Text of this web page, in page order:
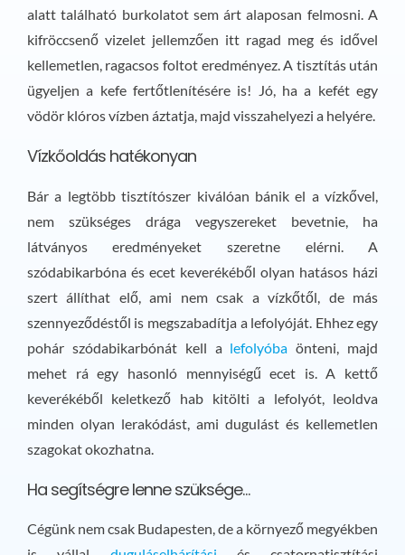
alatt található burkolatot sem árt alaposan felmosni. A
kifröccsenő vizelet jellemzően itt ragad meg és idővel
kellemetlen, ragacsos foltot eredményez. A tisztítás után
ügyeljen a kefe fertőtlenítésére is! Jó, ha a kefét egy
vödör klóros vízben áztatja, majd visszahelyezi a helyére.
Vízkőoldás hatékonyan
Bár a legtöbb tisztítószer kiválóan bánik el a vízkővel,
nem szükséges drága vegyszereket bevetnie, ha
látványos eredményeket szeretne elérni. A
szódabikarbóna és ecet keverékéből olyan hatásos házi
szert állíthat elő, ami nem csak a vízkőtől, de más
szennyeződéstől is megszabadítja a lefolyóját. Ehhez egy
pohár szódabikarbónát kell a lefolyóba önteni, majd
mehet rá egy hasonló mennyiségű ecet is. A kettő
keverékéből keletkező hab kitölti a lefolyót, leoldva
minden olyan lerakódást, ami dugulást és kellemetlen
szagokat okozhatna.
Ha segítségre lenne szüksége…
Cégünk nem csak Budapesten, de a környező megyékben